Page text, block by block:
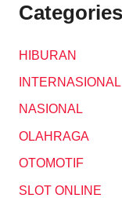
Categories
HIBURAN
INTERNASIONAL
NASIONAL
OLAHRAGA
OTOMOTIF
SLOT ONLINE